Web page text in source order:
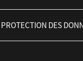
PROTECTION DES